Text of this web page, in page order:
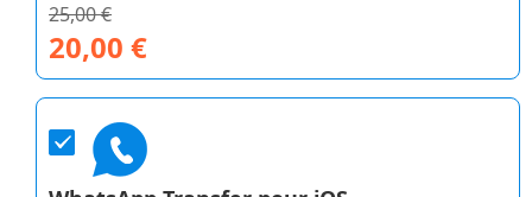
25,00 €
20,00 €